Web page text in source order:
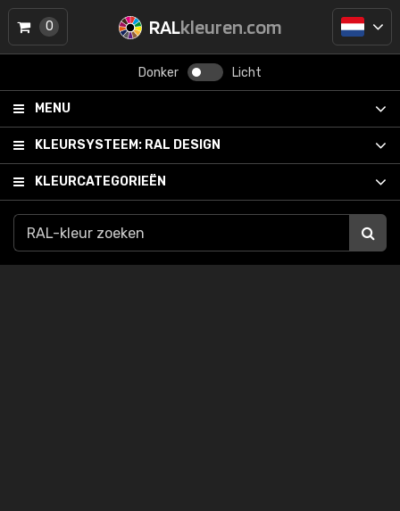
RALkleuren.com
Donker Licht
MENU
KLEURSYSTEEM: RAL DESIGN
KLEURCATEGORIEËN
0